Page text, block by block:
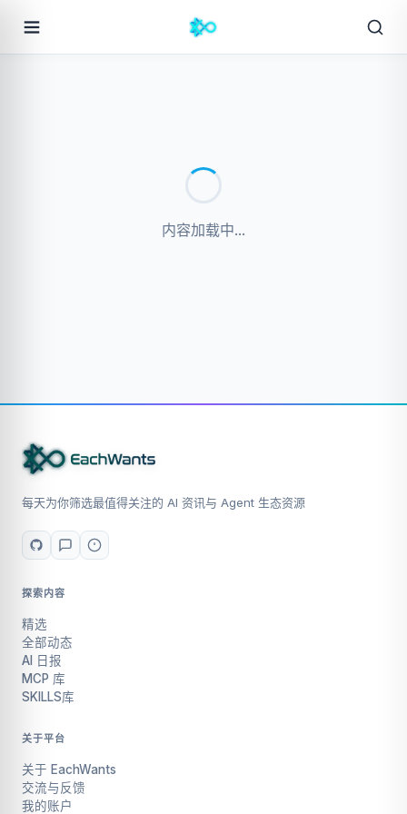
内容加载中...
每天为你筛选最值得关注的 AI 资讯与 Agent 生态资源
探索内容
精选
全部动态
AI 日报
MCP 库
SKILLS库
关于平台
关于 EachWants
交流与反馈
我的账户